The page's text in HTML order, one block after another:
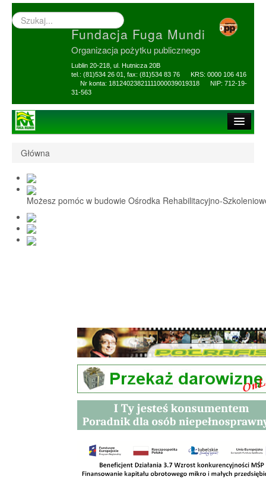
Wyszukiwarka
–
Fundacja Fuga Mundi
Organizacja pożytku publicznego
Lublin 20-218, ul. Hutnicza 20B
tel.: (81)534 26 01, fax: (81)534 83 76 KRS: 0000 106 416
Nr konta: 18124023821111000039019318 NIP: 712-19-
31-563
1,5% i darowizny
Nasi Beneficjenci
Ośrodek Reh-Szkol
Sprawozdania
Główna
Możesz pomóc w budowie Ośrodka Rehabilitacyjno-